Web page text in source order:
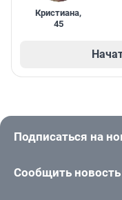
Кристиана,
45
Подписаться на
Сообщить новость